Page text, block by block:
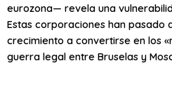
eurozona— revela una
Estas corporaciones han pasado
crecimiento a convertirse en los
guerra legal entre Bruselas y